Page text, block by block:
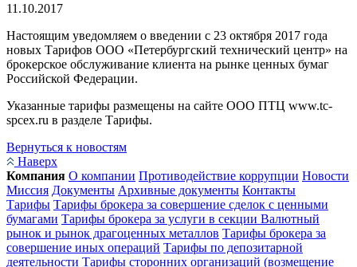
11.10.2017
Настоящим уведомляем о введении с 23 октября 2017 года
новых Тарифов ООО «Петербургский технический центр» на
брокерское обслуживание клиента на рынке ценных бумаг
Российской Федерации.
Указанные тарифы размещены на сайте ООО ПТЦ www.tc-
spcex.ru в разделе Тарифы.
Вернуться к новостям
Наверх
Компания О компании Противодействие коррупции Новости
Миссия Документы Архивные документы Контакты
Тарифы Тарифы брокера за совершение сделок с ценными
бумагами Тарифы брокера за услуги в секции Валютный
рынок и рынок драгоценных металлов Тарифы брокера за
совершение иных операций Тарифы по депозитарной
деятельности Тарифы сторонних организаций (возмещение